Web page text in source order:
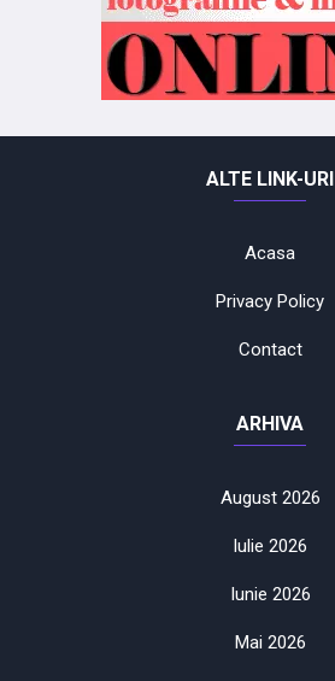
ALTE LINK-URI
Acasa
Privacy Policy
Contact
ARHIVA
August 2026
Iulie 2026
Iunie 2026
Mai 2026